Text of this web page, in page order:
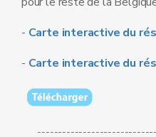
- Carte interactive du
- Carte interactive du